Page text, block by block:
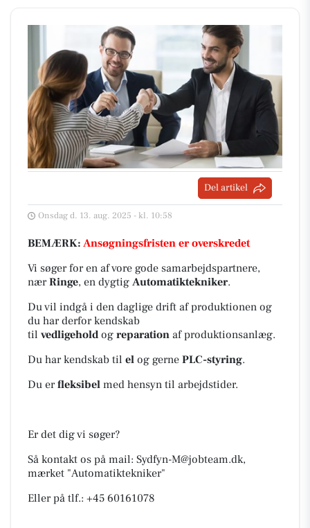
Del artikel
Onsdag d. 13. aug. 2025 - kl. 10:58
BEMÆRK: Ansøgningsfristen er overskredet
Vi søger for en af vore gode samarbejdspartnere,
nærRinge, en dygtig Automatiktekniker.
Du vil indgå i den daglige drift af produktionen og
du har derfor kendskab
til vedligehold og reparation af produktionsanlæg.
Du har kendskab til el og gerne PLC-styring.
Du erfleksibel med hensyn til arbejdstider.
Er det dig vi søger?
Så kontakt os på mail: Sydfyn-M@jobteam.dk,
mærket "Automatiktekniker"
Eller på tlf.: +45 60161078